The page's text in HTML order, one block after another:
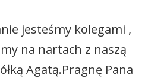
jesteśmy kolegami ,
na nartach z naszą
Agatą.Pragnę Pana